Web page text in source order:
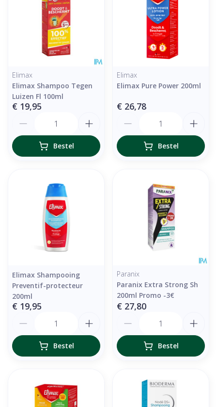
Elimax
Elimax Shampoo Tegen
Luizen Fl 100ml
€ 19,95
Bestel
Elimax
Elimax Pure Power 200ml
€ 26,78
Bestel
Elimax Shampooing
Preventif-protecteur
200ml
€ 19,95
Bestel
Paranix
Paranix Extra Strong Sh
200ml Promo -3€
€ 27,80
Bestel